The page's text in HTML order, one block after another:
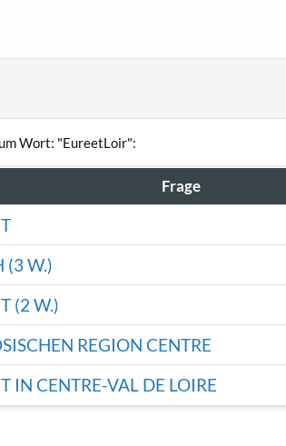
Wort: "EureetLoir":
Frage
(3 W.)
(2 W.)
REGION CENTRE
IN CENTRE-VAL DE LOIRE